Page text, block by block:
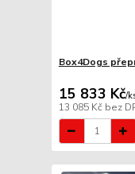
Box4Dogs
15 833 Kč/
13 085 Kč bez